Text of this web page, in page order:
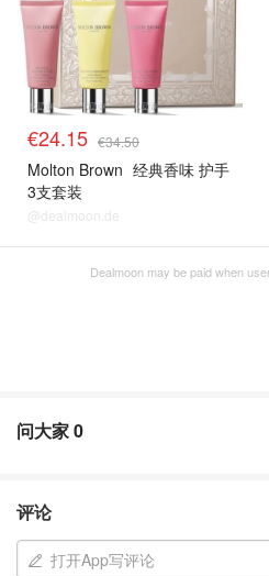
€24.15 €34.50
Molton Brown 经典香味 护手
3支套装
@dealmoon.de
Dealmoon may be paid when
问大家0
评论
打开App写评论